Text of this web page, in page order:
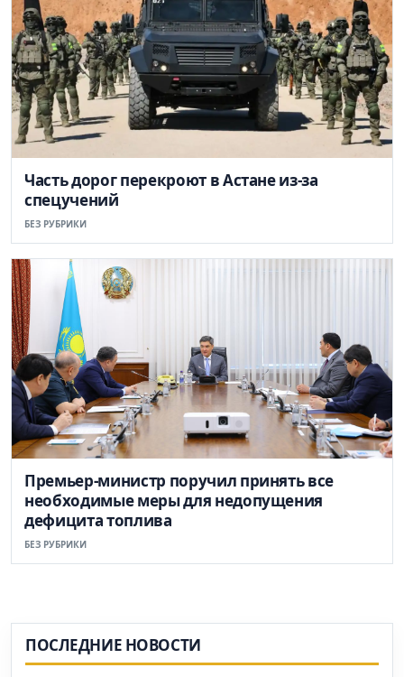
Часть дорог перекроют в Астане из-за
спецучений
БЕЗ РУБРИКИ
Премьер-министр поручил принять все
необходимые меры для недопущения
дефицита топлива
БЕЗ РУБРИКИ
ПОСЛЕДНИЕ НОВОСТИ